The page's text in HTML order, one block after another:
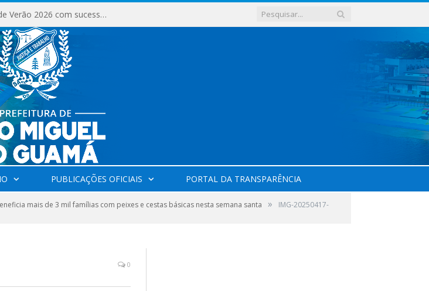
São Miguel do Guamá encerra os Jogos de Verão 2026 com sucesso de público e competições.
PUBLICAÇÕES OFICIAIS PORTAL DA TRANSPARÊNCIA
mais de 3 mil famílias com peixes e cestas básicas nesta semana santa » IMG-20250417-
0